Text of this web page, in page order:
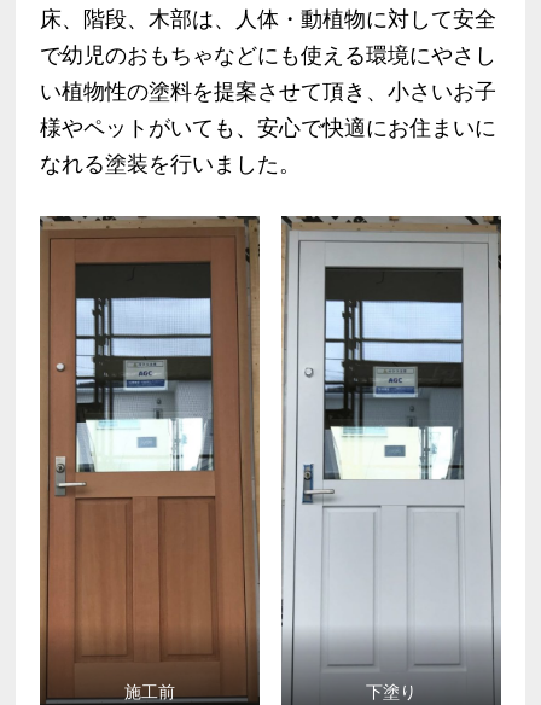
床、階段、木部は、人体・動植物に対して安全
で幼児のおもちゃなどにも使える環境にやさし
い植物性の塗料を提案させて頂き、小さいお子
様やペットがいても、安心で快適にお住まいに
なれる塗装を行いました。
施工前 下塗り